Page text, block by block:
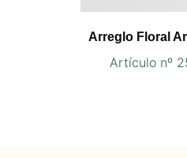
Arreglo Floral
Artículo nº